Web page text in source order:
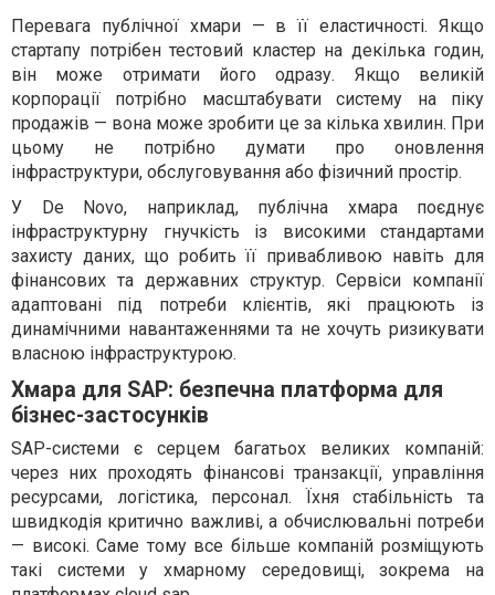
Перевага публічної хмари — в її еластичності. Якщо
стартапу потрібен тестовий кластер на декілька годин,
він може отримати його одразу. Якщо великій
корпорації потрібно масштабувати систему на піку
продажів — вона може зробити це за кілька хвилин. При
цьому не потрібно думати про оновлення
інфраструктури, обслуговування або фізичний простір.
У De Novo, наприклад, публічна хмара поєднує
інфраструктурну гнучкість із високими стандартами
захисту даних, що робить її привабливою навіть для
фінансових та державних структур. Сервіси компанії
адаптовані під потреби клієнтів, які працюють із
динамічними навантаженнями та не хочуть ризикувати
власною інфраструктурою.
Хмара для SAP: безпечна платформа для
бізнес-застосунків
SAP-системи є серцем багатьох великих компаній:
через них проходять фінансові транзакції, управління
ресурсами, логістика, персонал. Їхня стабільність та
швидкодія критично важливі, а обчислювальні потреби
— високі. Саме тому все більше компаній розміщують
такі системи у хмарному середовищі, зокрема на